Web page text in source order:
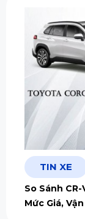
TIN XE
So Sánh
Mức Giá,